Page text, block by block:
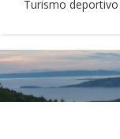
Turismo deportivo